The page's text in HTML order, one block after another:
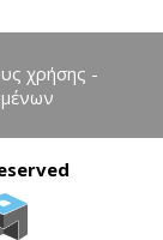
χρήσης -